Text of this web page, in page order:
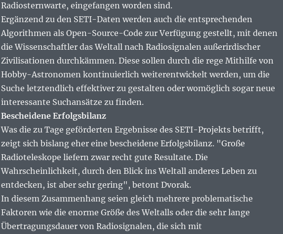
Radiosternwarte, eingefangen worden sind.
Ergänzend zu den SETI-Daten werden auch die entsprechenden
Algorithmen als Open-Source-Code zur Verfügung gestellt, mit denen
die Wissenschaftler das Weltall nach Radiosignalen außerirdischer
Zivilisationen durchkämmen. Diese sollen durch die rege Mithilfe von
Hobby-Astronomen kontinuierlich weiterentwickelt werden, um die
Suche letztendlich effektiver zu gestalten oder womöglich sogar neue
interessante Suchansätze zu finden.
Bescheidene Erfolgsbilanz
Was die zu Tage geförderten Ergebnisse des SETI-Projekts betrifft,
zeigt sich bislang eher eine bescheidene Erfolgsbilanz. "Große
Radioteleskope liefern zwar recht gute Resultate. Die
Wahrscheinlichkeit, durch den Blick ins Weltall anderes Leben zu
entdecken, ist aber sehr gering", betont Dvorak.
In diesem Zusammenhang seien gleich mehrere problematische
Faktoren wie die enorme Größe des Weltalls oder die sehr lange
Übertragungsdauer von Radiosignalen, die sich mit